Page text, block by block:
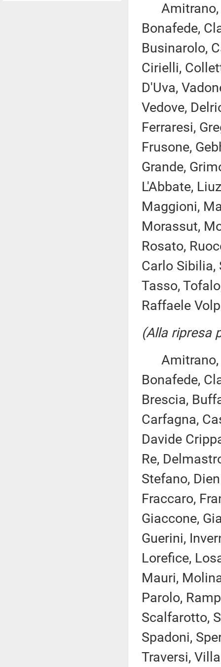
Amitrano,
Bonafede,
Businarolo,
Cirielli,
D'Uva,
Vedove,
Ferraresi,
Frusone,
Grande,
L'Abbate,
Maggioni,
Morassut,
Rosato,
Carlo Sibilia,
Tasso,
Raffaele
(Alla ripresa
Amitrano,
Bonafede,
Brescia,
Carfagna,
Davide
Re,
Stefano,
Fraccaro,
Giaccone,
Guerini,
Lorefice,
Mauri,
Parolo,
Scalfarotto,
Spadoni,
Traversi,